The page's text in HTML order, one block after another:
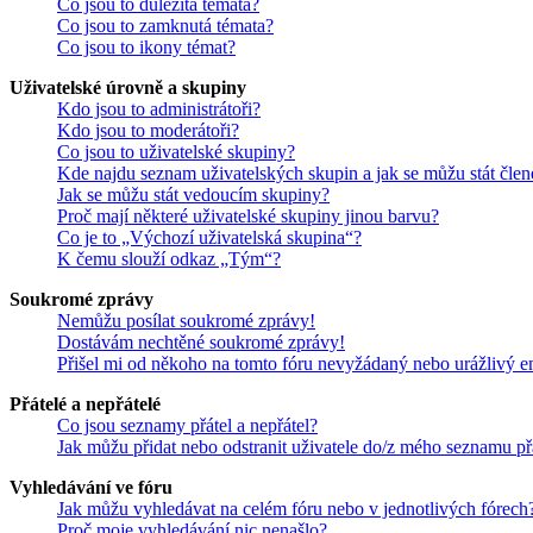
Co jsou to důležitá témata?
Co jsou to zamknutá témata?
Co jsou to ikony témat?
Uživatelské úrovně a skupiny
Kdo jsou to administrátoři?
Kdo jsou to moderátoři?
Co jsou to uživatelské skupiny?
Kde najdu seznam uživatelských skupin a jak se můžu stát
Jak se můžu stát vedoucím skupiny?
Proč mají některé uživatelské skupiny jinou barvu?
Co je to „Výchozí uživatelská skupina“?
K čemu slouží odkaz „Tým“?
Soukromé zprávy
Nemůžu posílat soukromé zprávy!
Dostávám nechtěné soukromé zprávy!
Přišel mi od někoho na tomto fóru nevyžádaný nebo urážlivý
Přátelé a nepřátelé
Co jsou seznamy přátel a nepřátel?
Jak můžu přidat nebo odstranit uživatele do/z mého seznamu
Vyhledávání ve fóru
Jak můžu vyhledávat na celém fóru nebo v jednotlivých